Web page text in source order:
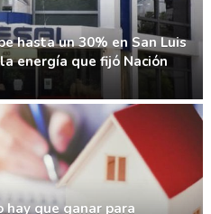
hasta un 30% en San Luis
energía que fijó Nación
hay que ganar para